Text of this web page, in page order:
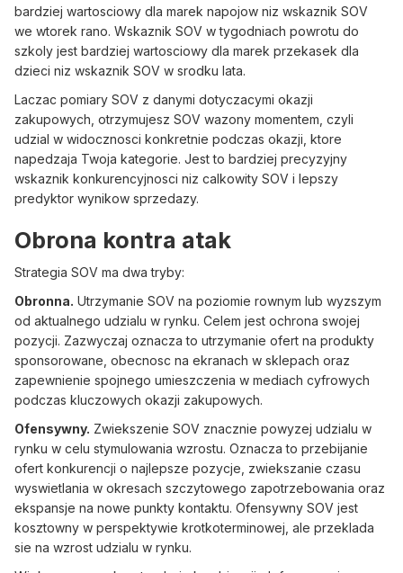
bardziej wartosciowy dla marek napojow niz wskaznik SOV
we wtorek rano. Wskaznik SOV w tygodniach powrotu do
szkoly jest bardziej wartosciowy dla marek przekasek dla
dzieci niz wskaznik SOV w srodku lata.
Laczac pomiary SOV z danymi dotyczacymi okazji
zakupowych, otrzymujesz SOV wazony momentem, czyli
udzial w widocznosci konkretnie podczas okazji, ktore
napedzaja Twoja kategorie. Jest to bardziej precyzyjny
wskaznik konkurencyjnosci niz calkowity SOV i lepszy
predyktor wynikow sprzedazy.
Obrona kontra atak
Strategia SOV ma dwa tryby:
Obronna. Utrzymanie SOV na poziomie rownym lub wyzszym
od aktualnego udzialu w rynku. Celem jest ochrona swojej
pozycji. Zazwyczaj oznacza to utrzymanie ofert na produkty
sponsorowane, obecnosc na ekranach w sklepach oraz
zapewnienie spojnego umieszczenia w mediach cyfrowych
podczas kluczowych okazji zakupowych.
Ofensywny. Zwiekszenie SOV znacznie powyzej udzialu w
rynku w celu stymulowania wzrostu. Oznacza to przebijanie
ofert konkurencji o najlepsze pozycje, zwiekszanie czasu
wyswietlania w okresach szczytowego zapotrzebowania oraz
ekspansje na nowe punkty kontaktu. Ofensywny SOV jest
kosztowny w perspektywie krotkoterminowej, ale przeklada
sie na wzrost udzialu w rynku.